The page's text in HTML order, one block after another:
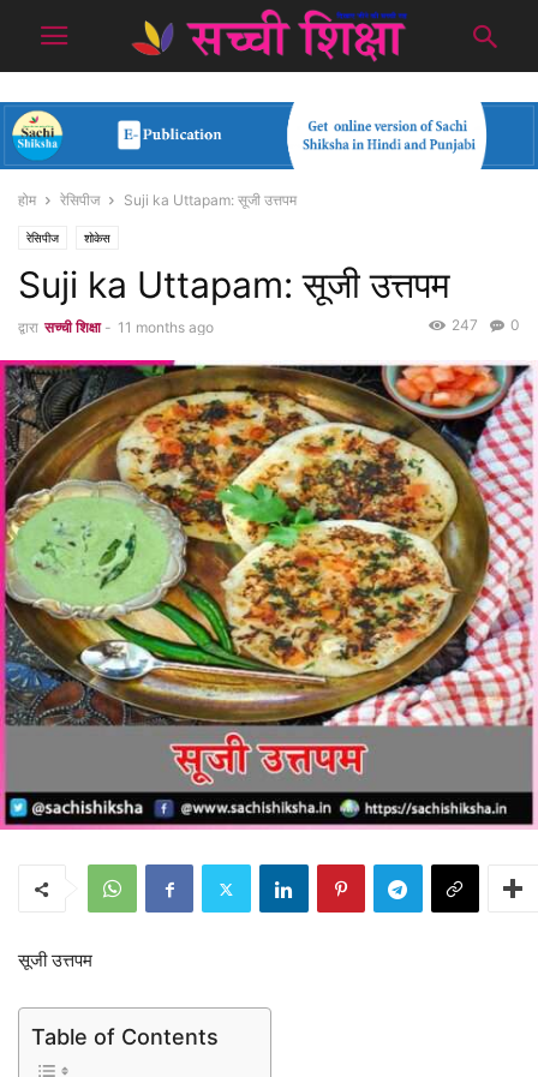
होम रेसिपीज Suji ka Uttapam: सूजी उत्तपम
रेसिपीज शोकेस
Suji ka Uttapam: सूजी उत्तपम
द्वारा सच्ची शिक्षा - 11 months ago 0
247
सूजी उत्तपम
Table of Contents